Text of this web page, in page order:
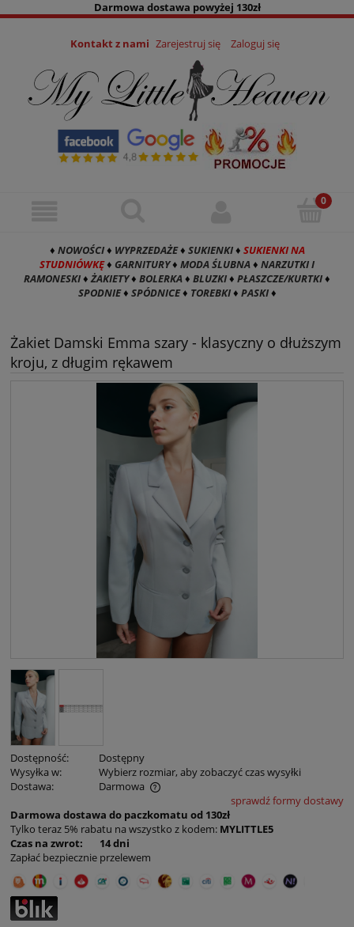
Darmowa dostawa powyżej 130zł
Kontakt z nami Zarejestruj się Zaloguj się
♦ NOWOŚCI♦ WYPRZEDAŻE♦ SUKIENKI♦ SUKIENKI NA
STUDNIÓWKĘ♦ GARNITURY♦ MODA ŚLUBNA♦ NARZUTKI I
RAMONESKI♦ŻAKIETY♦ BOLERKA♦ BLUZKI♦ PŁASZCZE/KURTKI♦
SPODNIE♦ SPÓDNICE♦ TOREBKI♦ PASKI♦
Żakiet Damski Emma szary - klasyczny o dłuższym
kroju, z długim rękawem
Dostępność:
Dostępny
Wysyłka w:
Wybierz rozmiar, aby zobaczyć czas wysyłki
Dostawa:
Darmowa
Cena nie zawiera ewentualnych kosztów płatnościsprawdź formy dostawy
Darmowa dostawa do paczkomatu od 130zł
Tylko teraz 5% rabatu na wszystko z kodem: MYLITTLE5
Czas na zwrot: 14 dni
Zapłać bezpiecznie przelewem